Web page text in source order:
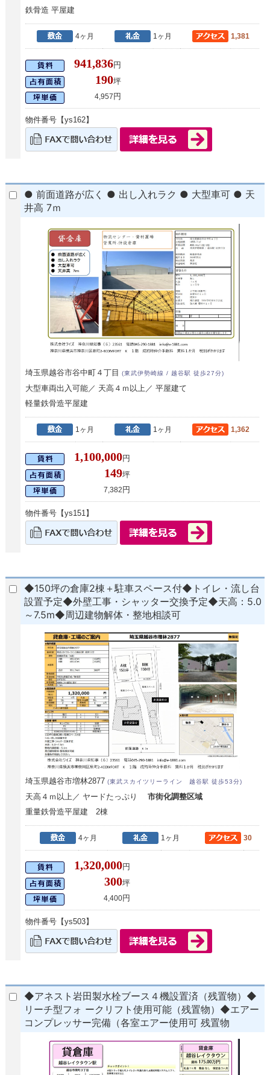
鉄骨造 平屋建
4ヶ月 1ヶ月 1,381
941,836円
190坪
4,957 円
物件番号【ys162】
● 前面道路が広く ● 出し入れラク ● 大型車可 ● 天
井高 7ｍ
埼玉県越谷市谷中町４丁目(東武伊勢崎線 / 越谷駅 徒歩27分)
大型車両出入可能／ 天高４ｍ以上／ 平屋建て
軽量鉄骨造平屋建
1ヶ月 1ヶ月 1,362
1,100,000円
149坪
7,382 円
物件番号【ys151】
◆150坪の倉庫2棟＋駐車スペース付◆トイレ・流し台
設置予定◆外壁工事・シャッター交換予定◆天高：5.0
～7.5m◆周辺建物解体・整地相談可
埼玉県越谷市増林2877(東武スカイツリーライン 越谷駅 徒歩53分)
天高４ｍ以上／ ヤードたっぷり市街化調整区域
重量鉄骨造平屋建 2棟
4ヶ月 1ヶ月 30
1,320,000円
300坪
4,400円
物件番号【ys503】
◆アネスト岩田製水栓ブース４機設置済（残置物）◆
リーチ型フォ ークリフト使用可能（残置物）◆エアー
コンプレッサー完備（各室エアー使用可 残置物